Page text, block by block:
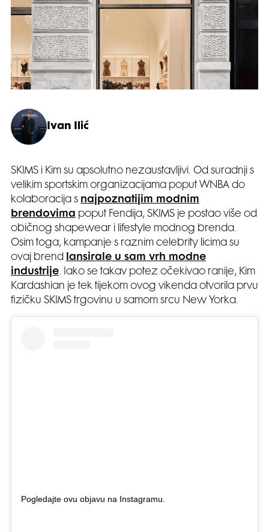
Ivan Ilić
SKIMS i Kim su apsolutno nezaustavljivi. Od suradnji s
velikim sportskim organizacijama poput WNBA do
kolaboracija s najpoznatijim modnim
brendovima poput Fendija, SKIMS je postao više od
običnog shapewear i lifestyle modnog brenda.
Osim toga, kampanje s raznim celebrity licima su
ovaj brend
lansirale u sam vrh modne
industrije. Iako se takav potez očekivao ranije, Kim
Kardashian je tek tijekom ovog vikenda otvorila prvu
fizičku SKIMS trgovinu u samom srcu New Yorka.
Pogledajte ovu objavu na Instagramu.